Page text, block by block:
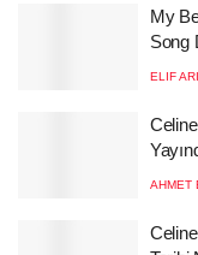
My
Song
ELIF ARI
AHMET